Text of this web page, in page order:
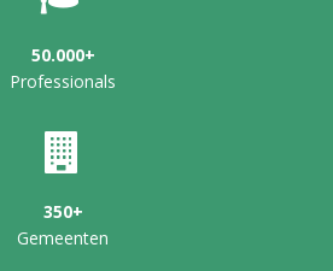
50.000+
Professionals
350+
Gemeenten